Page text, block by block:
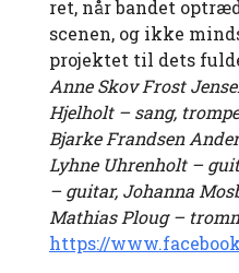
ret, når bandet
scenen, og ikke
projektet til dets
Anne Skov Frost
Hjelholt – sang,
Bjarke Frandsen
Lyhne Uhrenholt –
– guitar, Johanna
Mathias Ploug –
https://